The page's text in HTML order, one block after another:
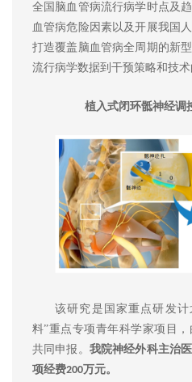
全国脑血管病流行病学时点及
血管病危险因素以及开展我国
打造覆盖脑血管病全周期的新
流行病学数据到干预策略和技术
植入式闭环骶神经调
该研究是国家重点研发
料”重点专项青年科学家项目
共同申报。 我院神经外科主治
项经费200万元。